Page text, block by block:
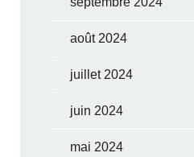
août 2024
juillet 2024
juin 2024
mai 2024